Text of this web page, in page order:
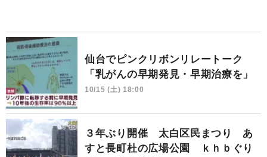
仙台でピンクリボンリレートーク
「乳がんの早期発見・早期治療を」
10/15 (土) 18:00
３年ぶり開催 太白区民まつり あ
すと長町杜の広場公園 ｋｈｂぐり